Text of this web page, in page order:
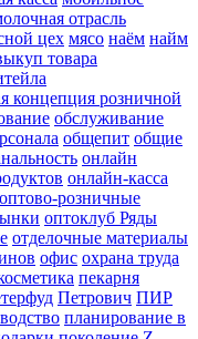
отрасль
цех мясо наём найм
товара
концепция розничной
обслуживание
общепит общие
онлайн
онлайн-касса
оптово-розничные
оптоклуб Ряды
отделочные материалы
офис охрана труда
пекарня
Петрович ПИР
планирование в